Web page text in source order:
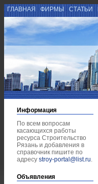
ГЛАВНАЯ ФИРМЫ СТАТЬИ
Информация
По всем вопросам
касающихся работы
ресурса Строительство
Рязань и добавления в
справочник пишите по
адресу stroy-portal@list.ru.
Объявления